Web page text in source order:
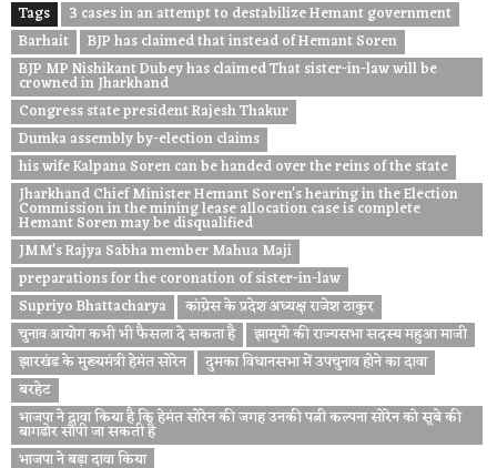
Tags
3 cases in an attempt to destabilize Hemant government
Barhait
BJP has claimed that instead of Hemant Soren
BJP MP Nishikant Dubey has claimed That sister-in-law will be
crowned in Jharkhand
Congress state president Rajesh Thakur
Dumka assembly by-election claims
his wife Kalpana Soren can be handed over the reins of the state
Jharkhand Chief Minister Hemant Soren's hearing in the Election
Commission in the mining lease allocation case is complete
Hemant Soren may be disqualified
JMM's Rajya Sabha member Mahua Maji
preparations for the coronation of sister-in-law
Supriyo Bhattacharya
कांग्रेस के प्रदेश अध्यक्ष राजेश ठाकुर
चुनाव आयोग कभी भी फैसला दे सकता है
झामुमो की राज्यसभा सदस्य महुआ माजी
झारखंड के मुख्यमंत्री हेमंत सोरेन
दुमका विधानसभा में उपचुनाव होने का दावा
बरहेट
भाजपा ने दावा किया है कि हेमंत सोरेन की जगह उनकी पत्नी कल्पना सोरेन को सूबे की
बागडोर सौंपी जा सकती है
भाजपा ने बड़ा दावा किया